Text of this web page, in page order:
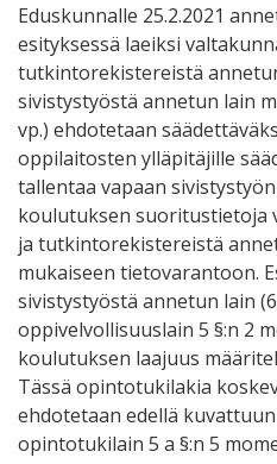
Eduskunnalle 25.2.2021
esityksessä laeiksi
tutkintorekistereistä
sivistystyöstä annetun lain
vp.) ehdotetaan
oppilaitosten ylläpitäjille
tallentaa vapaan
koulutuksen suoritustietoja
ja tutkintorekistereistä
mukaiseen tietovarantoon.
sivistystyöstä annetun lain
oppivelvollisuuslain 5 §:n 2
koulutuksen laajuus
Tässä opintotukilakia
ehdotetaan edellä
opintotukilain 5 a §:n 5